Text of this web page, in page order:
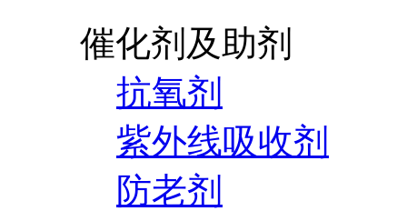
催化剂及助剂
抗氧剂
紫外线吸收剂
防老剂